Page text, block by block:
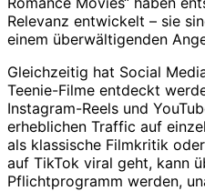
Relevanz entwickelt – sie
einem überwältigenden
Gleichzeitig hat Social
Teenie-Filme entdeckt
Instagram-Reels und
erheblichen Traffic auf
als klassische Filmkritik
auf TikTok viral geht, kann
Pflichtprogramm werden,